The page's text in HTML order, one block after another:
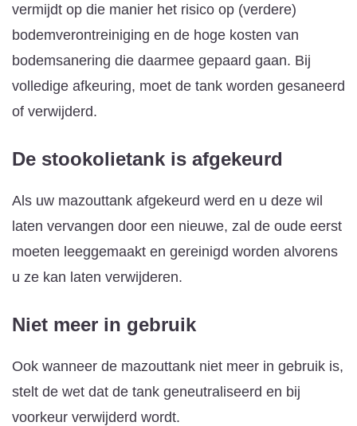
vermijdt op die manier het risico op (verdere)
bodemverontreiniging en de hoge kosten van
bodemsanering die daarmee gepaard gaan. Bij
volledige afkeuring, moet de tank worden gesaneerd
of verwijderd.
De stookolietank is afgekeurd
Als uw mazouttank afgekeurd werd en u deze wil
laten vervangen door een nieuwe, zal de oude eerst
moeten leeggemaakt en gereinigd worden alvorens
u ze kan laten verwijderen.
Niet meer in gebruik
Ook wanneer de mazouttank niet meer in gebruik is,
stelt de wet dat de tank geneutraliseerd en bij
voorkeur verwijderd wordt.